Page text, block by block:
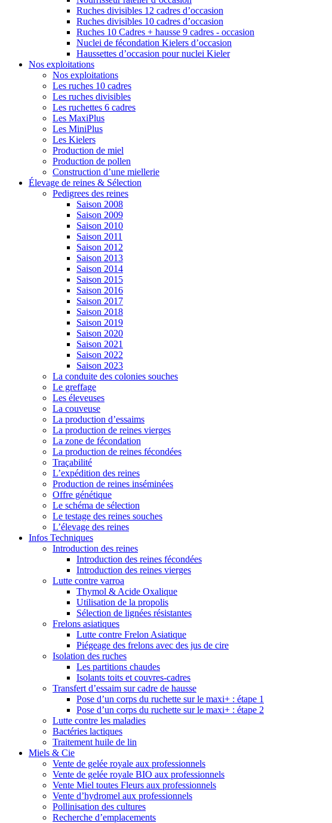
Ruches divisibles 12 cadres d’occasion
Ruches divisibles 10 cadres d’occasion
Ruches 10 Cadres + hausse 9 cadres - occasion
Nuclei de fécondation Kielers d’occasion
Haussettes d’occasion pour nuclei Kieler
Nos exploitations
Nos exploitations
Les ruches 10 cadres
Les ruches divisibles
Les ruchettes 6 cadres
Les MaxiPlus
Les MiniPlus
Les Kielers
Production de miel
Production de pollen
Construction d’une miellerie
Élevage de reines & Sélection
Pedigrees des reines
Saison 2008
Saison 2009
Saison 2010
Saison 2011
Saison 2012
Saison 2013
Saison 2014
Saison 2015
Saison 2016
Saison 2017
Saison 2018
Saison 2019
Saison 2020
Saison 2021
Saison 2022
Saison 2023
La conduite des colonies souches
Le greffage
Les éleveuses
La couveuse
La production d’essaims
La production de reines vierges
La zone de fécondation
La production de reines fécondées
Traçabilité
L’expédition des reines
Production de reines inséminées
Offre génétique
Le schéma de sélection
Le testage des reines souches
L’élevage des reines
Infos Techniques
Introduction des reines
Introduction des reines fécondées
Introduction des reines vierges
Lutte contre varroa
Thymol & Acide Oxalique
Utilisation de la propolis
Sélection de lignées résistantes
Frelons asiatiques
Lutte contre Frelon Asiatique
Piégeage des frelons avec des jus de cire
Isolation des ruches
Les partitions chaudes
Isolants toits et couvres-cadres
Transfert d’essaim sur cadre de hausse
Pose d’un corps du ruchette sur le maxi+ : étape 1
Pose d’un corps du ruchette sur le maxi+ : étape 2
Lutte contre les maladies
Bactéries lactiques
Traitement huile de lin
Miels & Cie
Vente de gelée royale aux professionnels
Vente de gelée royale BIO aux professionnels
Vente Miel toutes Fleurs aux professionnels
Vente d’hydromel aux professionnels
Pollinisation des cultures
Recherche d’emplacements